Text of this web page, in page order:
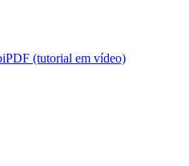
(tutorial em vídeo)